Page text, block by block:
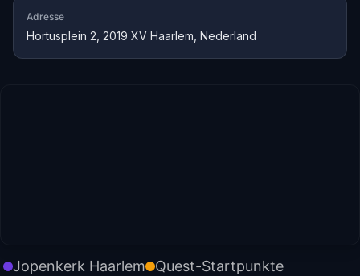
Adresse
Hortusplein 2, 2019 XV Haarlem, Nederland
Jopenkerk Haarlem Quest-Startpunkte